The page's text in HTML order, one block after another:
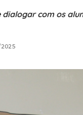
com os